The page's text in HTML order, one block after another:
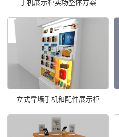
立式靠墙手机和配件展示柜